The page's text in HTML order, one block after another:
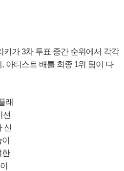
키가 3차 투표 중간 순위에서 각각
아티스트 배틀 최종 1위 팀이 다
래
션
신
한